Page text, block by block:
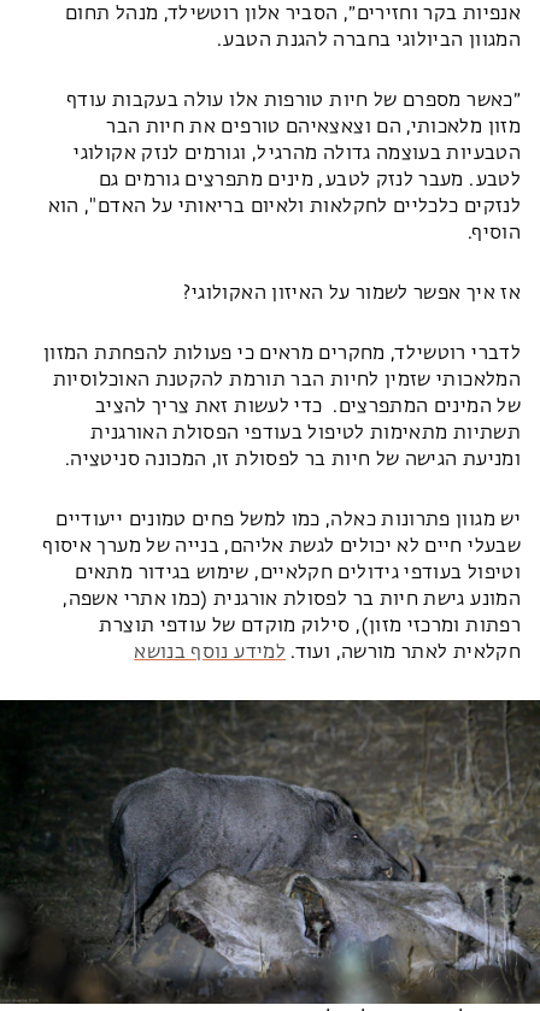
אנפיות בקר וחזירים״, הסביר אלון רוטשילד, מנהל תחום
המגוון הביולוגי בחברה להגנת הטבע.
״כאשר מספרם של חיות טורפות אלו עולה בעקבות עודף
מזון מלאכותי, הם וצאצאיהם טורפים את חיות הבר
הטבעיות בעוצמה גדולה מהרגיל, וגורמים לנזק אקולוגי
לטבע. מעבר לנזק לטבע, מינים מתפרצים גורמים גם
לנזקים כלכליים לחקלאות ולאיום בריאותי על האדם", הוא
הוסיף.
אז איך אפשר לשמור על האיזון האקולוגי?
לדברי רוטשילד, מחקרים מראים כי פעולות להפחתת המזון
המלאכותי שזמין לחיות הבר תורמת להקטנת האוכלוסיות
של המינים המתפרצים. כדי לעשות זאת צריך להציב
תשתיות מתאימות לטיפול בעודפי הפסולת האורגנית
ומניעת הגישה של חיות בר לפסולת זו, המכונה סניטציה.
יש מגוון פתרונות כאלה, כמו למשל פחים טמונים ייעודיים
שבעלי חיים לא יכולים לגשת אליהם, בנייה של מערך איסוף
וטיפול בעודפי גידולים חקלאיים, שימוש בגידור מתאים
המונע גישת חיות בר לפסולת אורגנית (כמו אתרי אשפה,
רפתות ומרכזי מזון), סילוק מוקדם של עודפי תוצרת
חקלאית לאתר מורשה, ועוד. למידע נוסף בנושא